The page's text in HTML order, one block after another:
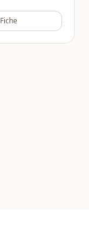
Fiche